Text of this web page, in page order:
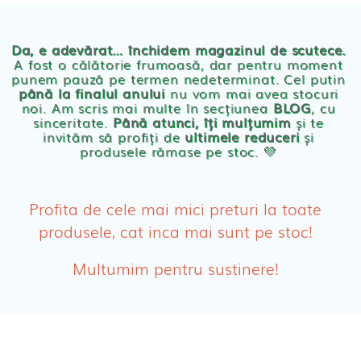
Servetele umede ecologice
Cosmetice BEBE
Olita Bio Naty
PRODUSE FEMEI
Absorbante Post-Natale
Absorbante Incontinenta Urinara
Da, e adevărat… închidem magazinul de scutece.
A fost o călătorie frumoasă, dar pentru moment
punem pauză pe termen nedeterminat. Cel putin
până la finalul anului nu vom mai avea stocuri
noi. Am scris mai multe în secțiunea BLOG, cu
sinceritate. Până atunci, îți mulțumimși te
invităm să profiți de ultimele reduceriși
produsele rămase pe stoc. 💛
Profita de cele mai mici preturi la toate
produsele, cat inca mai sunt pe stoc!
Multumim pentru sustinere!